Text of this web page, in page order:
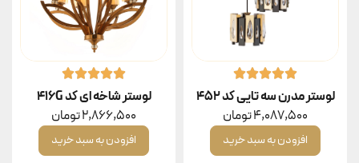
لوستر مدرن سه تایی کد ۴۵۲
4,087,500تومان
افزودن به سبد خرید
لوستر شاخه ای کد 416G
2,866,500تومان
افزودن به سبد خرید